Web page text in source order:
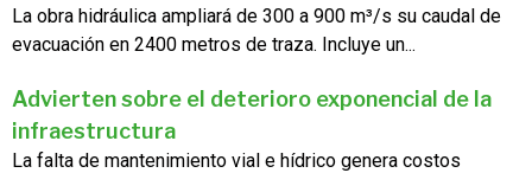
La obra hidráulica ampliará de 300 a 900 m³/s su caudal de
evacuación en 2400 metros de traza. Incluye un...
Advierten sobre el deterioro exponencial de la
infraestructura
La falta de mantenimiento vial e hídrico genera costos